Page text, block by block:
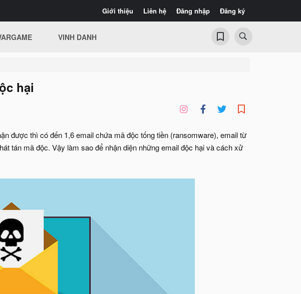
Giới thiệu Liên hệ Đăng nhập Đăng ký
VINH DANH
hại
được thì có đến 1,6 email chứa mã độc tống tiền (ransomware), email từ
tán mã độc. Vậy làm sao để nhận diện những email độc hại và cách xử